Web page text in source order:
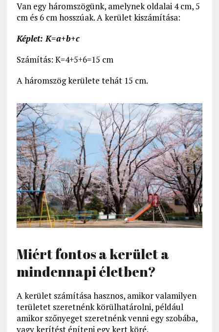
Van egy háromszögünk, amelynek oldalai 4 cm, 5
cm és 6 cm hosszúak. A kerület kiszámítása:
Képlet: K=a+b+c
Számítás: K=4+5+6=15 cm
A háromszög kerülete tehát 15 cm.
Miért fontos a kerület a
mindennapi életben?
A kerület számítása hasznos, amikor valamilyen
területet szeretnénk körülhatárolni, például
amikor szőnyeget szeretnénk venni egy szobába,
vagy kerítést építeni egy kert köré.